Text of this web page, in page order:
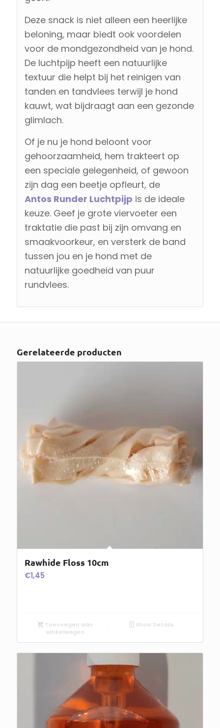
Deze snack is niet alleen een heerlijke
beloning, maar biedt ook voordelen
voor de mondgezondheid van je hond.
De luchtpijp heeft een natuurlijke
textuur die helpt bij het reinigen van
tanden en tandvlees terwijl je hond
kauwt, wat bijdraagt aan een gezonde
glimlach.
Of je nu je hond beloont voor
gehoorzaamheid, hem trakteert op
een speciale gelegenheid, of gewoon
zijn dag een beetje opfleurt, de
Antos Runder Luchtpijp is de ideale
keuze. Geef je grote viervoeter een
traktatie die past bij zijn omvang en
smaakvoorkeur, en versterk de band
tussen jou en je hond met de
natuurlijke goedheid van puur
rundvlees.
Gerelateerde producten
Rawhide Floss 10cm
€1,45
Toevoegen aan
winkelwagen
Show Details